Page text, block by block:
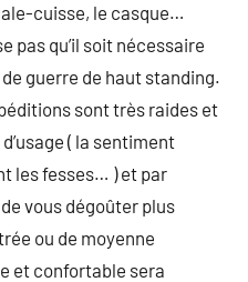
cuisse, le casque…
pas qu’il soit nécessaire
guerre de haut standing.
sont très raides et
( la sentiment
les fesses… ) et par
vous dégoûter plus
ou de moyenne
et confortable sera